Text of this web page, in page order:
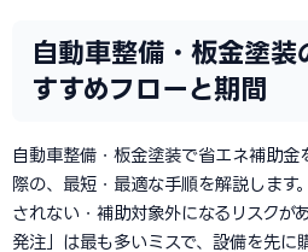
自動車整備・板金塗
すすめフローと期間
自動車整備・板金塗装で省エネ補助金
際の、最短・最適な手順を解説します
されない・補助対象外になるリスクが
発注」は最も多いミスで、設備を先に